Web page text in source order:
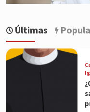
Últimas